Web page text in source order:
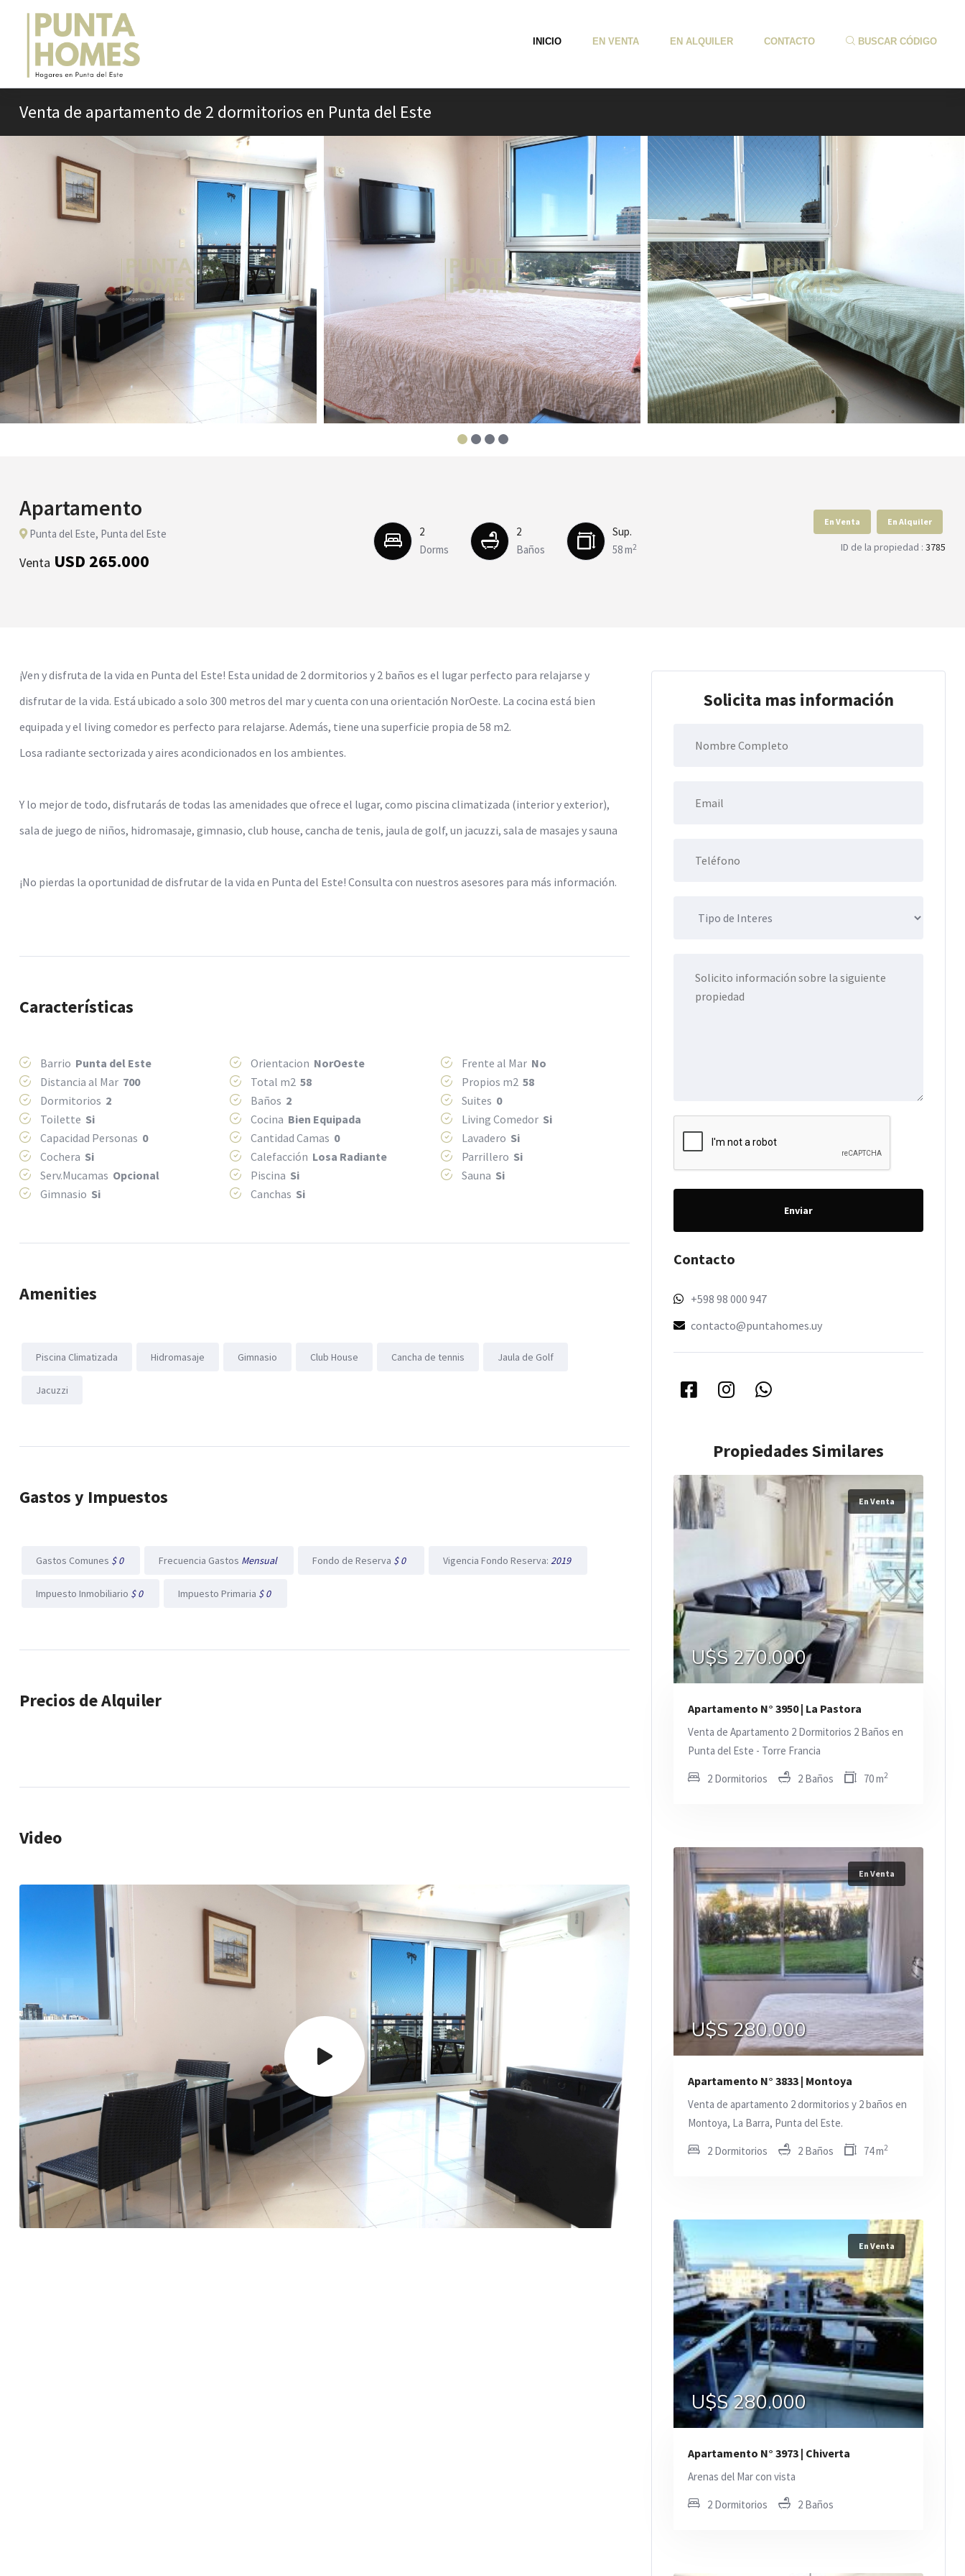
INICIO EN VENTA EN ALQUILER CONTACTO BUSCAR CÓDIGO
Venta de apartamento de 2 dormitorios en Punta del Este
Apartamento
Punta del Este, Punta del Este
Venta USD 265.000
2
Dorms
2
Baños
Sup.
58 m2
En Venta En Alquiler
ID de la propiedad : 3785
¡Ven y disfruta de la vida en Punta del Este! Esta unidad de 2 dormitorios y 2 baños es el lugar perfecto para relajarse y
disfrutar de la vida. Está ubicado a solo 300 metros del mar y cuenta con una orientación NorOeste. La cocina está bien
equipada y el living comedor es perfecto para relajarse. Además, tiene una superficie propia de 58 m2.
Losa radiante sectorizada y aires acondicionados en los ambientes.
Y lo mejor de todo, disfrutarás de todas las amenidades que ofrece el lugar, como piscina climatizada (interior y exterior),
sala de juego de niños, hidromasaje, gimnasio, club house, cancha de tenis, jaula de golf, un jacuzzi, sala de masajes y sauna
¡No pierdas la oportunidad de disfrutar de la vida en Punta del Este! Consulta con nuestros asesores para más información.
Características
Barrio Punta del Este Orientacion NorOeste Frente al Mar No
Distancia al Mar 700 Total m258 Propios m2 58
Dormitorios 2 Baños 2 Suites 0
Toilette Si Cocina Bien Equipada Living Comedor Si
Capacidad Personas 0 Cantidad Camas 0 Lavadero Si
Cochera Si Calefacción Losa Radiante Parrillero Si
Serv.Mucamas Opcional Piscina Si Sauna Si
Gimnasio Si Canchas Si
Amenities
Piscina Climatizada Hidromasaje Gimnasio Club House Cancha de tennis Jaula de Golf
Jacuzzi
Gastos y Impuestos
Gastos Comunes $ 0 Frecuencia Gastos Mensual Fondo de Reserva $ 0 Vigencia Fondo Reserva: 2019
Impuesto Inmobiliario $ 0 Impuesto Primaria $ 0
Precios de Alquiler
Video
Solicita mas información
Enviar
Contacto
+598 98 000 947
contacto@puntahomes.uy
Propiedades Similares
En Venta
U$S 270.000
Apartamento N° 3950 | La Pastora
Venta de Apartamento 2 Dormitorios 2 Baños en
Punta del Este - Torre Francia
2 Dormitorios 2 Baños 70 m2
En Venta
U$S 280.000
Apartamento N° 3833 | Montoya
Venta de apartamento 2 dormitorios y 2 baños en
Montoya, La Barra, Punta del Este.
2 Dormitorios 2 Baños 74 m2
En Venta
U$S 280.000
Apartamento N° 3973 | Chiverta
Arenas del Mar con vista
2 Dormitorios 2 Baños